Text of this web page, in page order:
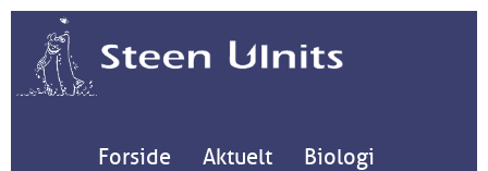
Hop til indhold
Forside Aktuelt Biologi